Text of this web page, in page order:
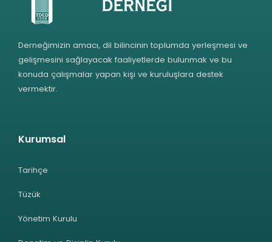
Derneğimizin amacı, dil bilincinin toplumda yerleşmesi ve
gelişmesini sağlayacak faaliyetlerde bulunmak ve bu
konuda çalışmalar yapan kişi ve kuruluşlara destek
vermektir.
Kurumsal
Tarihçe
Tüzük
Yönetim Kurulu